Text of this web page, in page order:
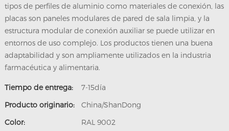
tipos de perfiles de aluminio como materiales de conexión, las
placas son paneles modulares de pared de sala limpia, y la
estructura modular de conexión auxiliar se puede utilizar en
entornos de uso complejo. Los productos tienen una buena
adaptabilidad y son ampliamente utilizados en la industria
farmacéutica y alimentaria.
Tiempo de entrega:
7-15día
Producto originario:
China/ShanDong
Color:
RAL 9002